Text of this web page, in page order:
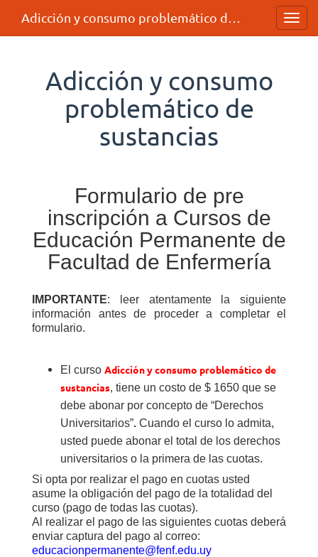
Adicción y consumo
problemático de
sustancias
Formulario de pre
inscripción a Cursos de
Educación Permanente de
Facultad de Enfermería
IMPORTANTE: leer atentamente la siguiente
información antes de proceder a completar el
formulario.
El curso Adicción y consumo problemático de
sustancias, tiene un costo de $ 1650 que se
debe abonar por concepto de “Derechos
Universitarios”. Cuando el curso lo admita,
usted puede abonar el total de los derechos
universitarios o la primera de las cuotas.
Si opta por realizar el pago en cuotas usted
asume la obligación del pago de la totalidad del
curso (pago de todas las cuotas).
Al realizar el pago de las siguientes cuotas deberá
enviar captura del pago al correo:
educacionpermanente@fenf.edu.uy